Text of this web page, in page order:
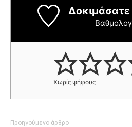
Χωρίς ψήφους
Προηγούμενο άρθρο